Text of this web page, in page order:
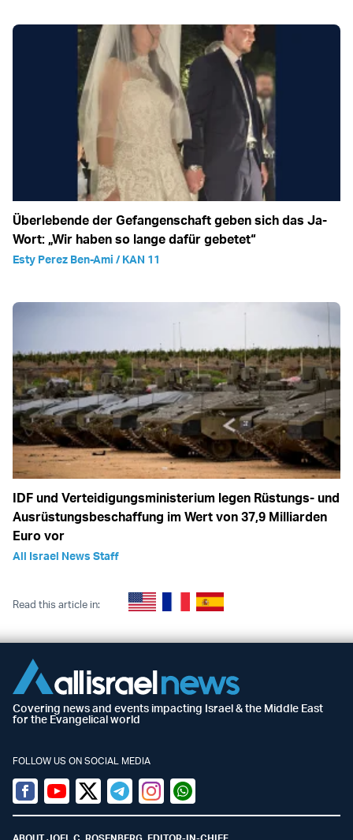
Überlebende der Gefangenschaft geben sich das Ja-
Wort: „Wir haben so lange dafür gebetet“
Esty Perez Ben-Ami / KAN 11
IDF und Verteidigungsministerium legen Rüstungs- und
Ausrüstungsbeschaffung im Wert von 37,9 Milliarden
Euro vor
All Israel News Staff
Read this article in:
Covering news and events impacting Israel & the Middle East
for the Evangelical world
FOLLOW US ON SOCIAL MEDIA
Facebook
YoutubeTwitter (X)
TelegramInstagramWhatsapp